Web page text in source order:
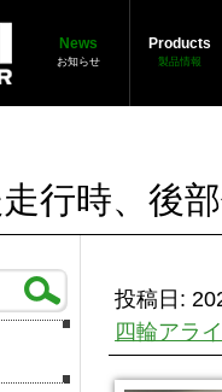
News
お知らせ
Products
製品情報
行時、後
投稿日:
四輪アラ